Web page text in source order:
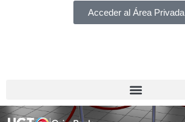
Acceder al Área Privada